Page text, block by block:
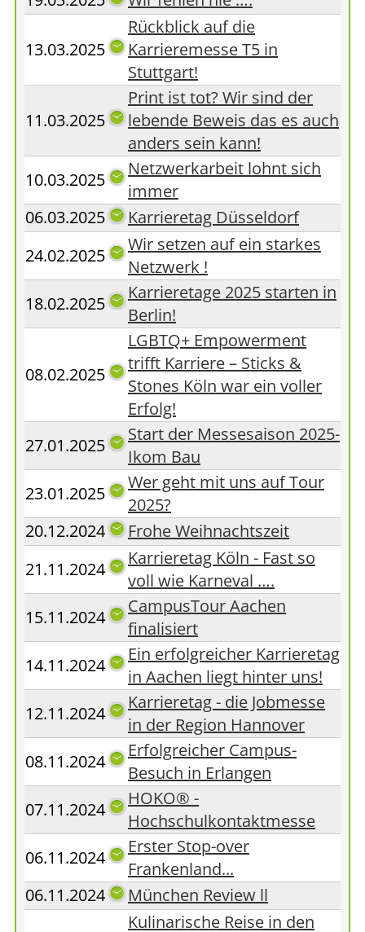
13.03.2025
Rückblick auf die
Karrieremesse T5 in
Stuttgart!
11.03.2025
Print ist tot? Wir sind der
lebende Beweis das es auch
anders sein kann!
10.03.2025
Netzwerkarbeit lohnt sich
immer
06.03.2025
Karrieretag Düsseldorf
24.02.2025
Wir setzen auf ein starkes
Netzwerk !
18.02.2025
Karrieretage 2025 starten in
Berlin!
08.02.2025
LGBTQ+ Empowerment
trifft Karriere – Sticks &
Stones Köln war ein voller
Erfolg!
27.01.2025
Start der Messesaison 2025-
Ikom Bau
23.01.2025
Wer geht mit uns auf Tour
2025?
20.12.2024
Frohe Weihnachtszeit
21.11.2024
Karrieretag Köln - Fast so
voll wie Karneval ….
15.11.2024
CampusTour Aachen
finalisiert
14.11.2024
Ein erfolgreicher Karrieretag
in Aachen liegt hinter uns!
12.11.2024
Karrieretag - die Jobmesse
in der Region Hannover
08.11.2024
Erfolgreicher Campus-
Besuch in Erlangen
07.11.2024
HOKO® -
Hochschulkontaktmesse
06.11.2024
Erster Stop-over
Frankenland...
06.11.2024
München Review ll
Kulinarische Reise in den